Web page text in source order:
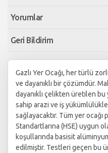
Yorumlar
Geri Bildirim
Gazlı Yer Ocağı, her türlü
ve dayanıklı bir çözümdür.
dayanıklı çelikten üretilen
sahip arazi ve iş
sağlayacaktır. Tüm yer ocağı
Standartlarına (HSE) uygun
koşullarında basisit
edilmiştir. Testleri geçen bu